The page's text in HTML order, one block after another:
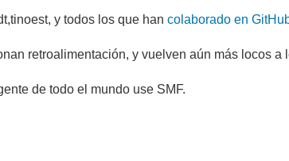
y todos los que hancolaborado en
retroalimentación, y vuelven aún más locos a
de todo el mundo use SMF.